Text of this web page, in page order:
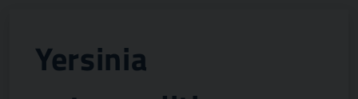
Yersinia